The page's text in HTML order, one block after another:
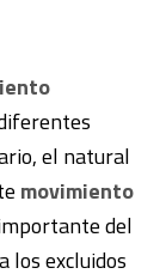
el natural
movimiento
del
los excluidos